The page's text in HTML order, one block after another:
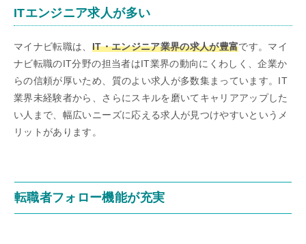
ITエンジニア求人が多い
マイナビ転職は、 IT・エンジニア業界の求人が豊富です。マイ
ナビ転職のIT分野の担当者はIT業界の動向にくわしく、企業か
らの信頼が厚いため、質のよい求人が多数集まっています。IT
業界未経験者から、さらにスキルを磨いてキャリアアップした
い人まで、幅広いニーズに応える求人が見つけやすいというメ
リットがあります。
転職者フォロー機能が充実